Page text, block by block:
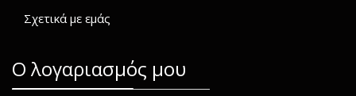
Σχετικά με εμάς
O λογαριασμός μου